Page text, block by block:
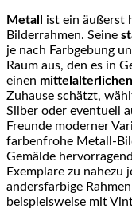
Metall
ist ein äußerst
Bilderrahmen. Seine
je nach Farbgebung
Raum aus, den es in
einen
Zuhause schätzt,
Silber oder eventuell
Freunde moderner
farbenfrohe Metall-
Gemälde
Exemplare zu nahezu
andersfarbige
beispielsweise mit